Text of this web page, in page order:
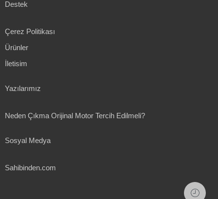
Destek
Çerez Politikası
Ürünler
İletisim
Yazılarımız
Neden Çıkma Orijinal Motor Tercih Edilmeli?
Sosyal Medya
Sahibinden.com